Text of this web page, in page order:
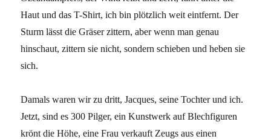
Haut und das T-Shirt, ich bin plötzlich weit eintfernt. Der
Sturm lässt die Gräser zittern, aber wenn man genau
hinschaut, zittern sie nicht, sondern schieben und heben sie
sich.
Damals waren wir zu dritt, Jacques, seine Tochter und ich.
Jetzt, sind es 300 Pilger, ein Kunstwerk auf Blechfiguren
krönt die Höhe, eine Frau verkauft Zeugs aus einen